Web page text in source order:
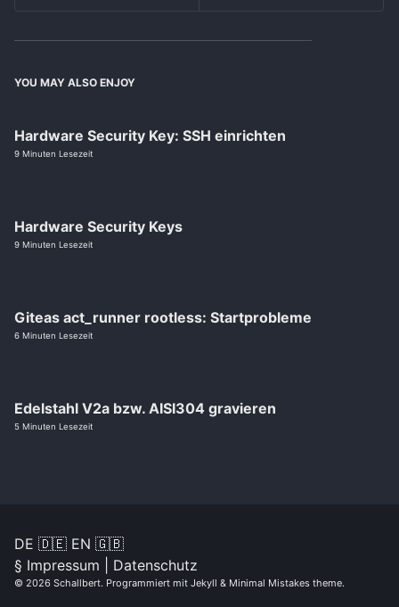
YOU MAY ALSO ENJOY
Hardware Security Key: SSH einrichten
9 Minuten Lesezeit
Hardware Security Keys
9 Minuten Lesezeit
Giteas act_runner rootless: Startprobleme
6 Minuten Lesezeit
Edelstahl V2a bzw. AISI304 gravieren
5 Minuten Lesezeit
DE 🇩🇪 EN 🇬🇧
§ Impressum Datenschutz
© 2026 Schallbert. Programmiert mit Jekyll & Minimal Mistakes theme.